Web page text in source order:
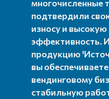
многочисленные
подтвердили
износу и высокую
эффективность.
продукцию
вы
вендинговому
стабильную